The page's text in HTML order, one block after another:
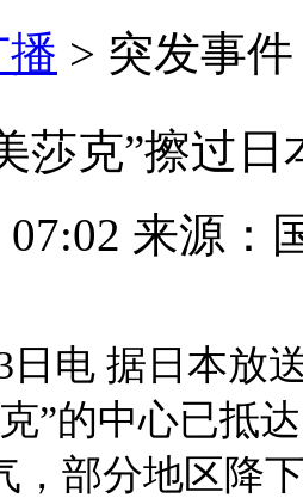
> 突发事件
莎克”擦过
来源：
日电 据日本放
”的中心已抵
，部分地区降